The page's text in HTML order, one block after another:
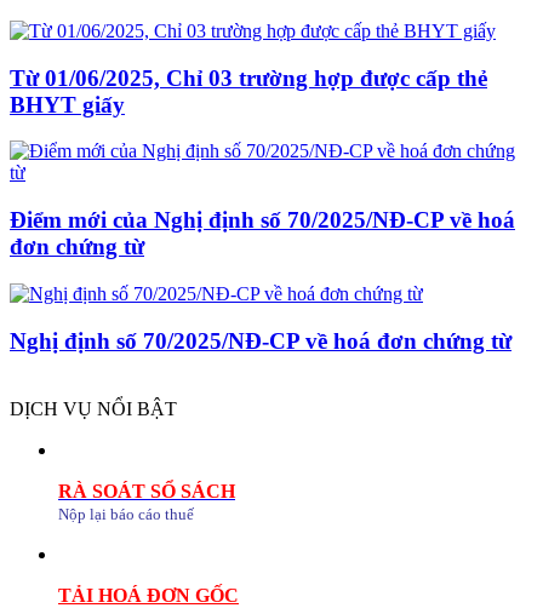
Từ 01/06/2025, Chỉ 03 trường hợp được cấp thẻ
BHYT giấy
Điểm mới của Nghị định số 70/2025/NĐ-CP về hoá
đơn chứng từ
Nghị định số 70/2025/NĐ-CP về hoá đơn chứng từ
DỊCH VỤ NỔI BẬT
RÀ SOÁT SỔ SÁCH
Nộp lại báo cáo thuế
TẢI HOÁ ĐƠN GỐC